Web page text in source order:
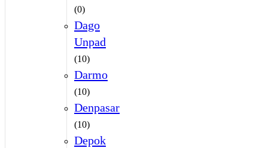
(0)
Dago
Unpad
(10)
Darmo
(10)
Denpasar
(10)
Depok